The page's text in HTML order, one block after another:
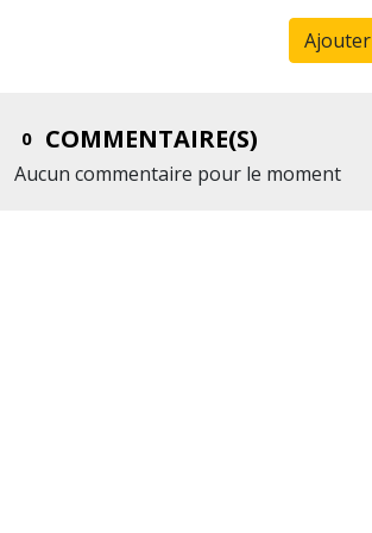
0 COMMENTAIRE(S)
Aucun commentaire pour le moment